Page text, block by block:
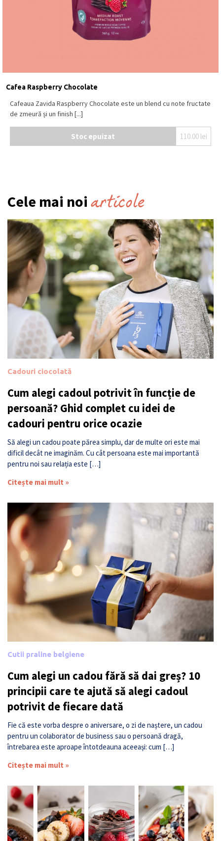
Cafea Raspberry Chocolate
Cafeaua Zavida Raspberry Chocolate este un blend cu note fructate
de zmeură și un finish [...]
Stoc epuizat 110.00 lei
Cele mai noi articole
Cadouri ciocolată
Cum alegi cadoul potrivit în funcție de
persoană? Ghid complet cu idei de
cadouri pentru orice ocazie
Să alegi un cadou poate părea simplu, dar de multe ori este mai
dificil decât ne imaginăm. Cu cât persoana este mai importantă
pentru noi sau relația este […]
Citește mai mult »
Cutii praline belgiene
Cum alegi un cadou fără să dai greș? 10
principii care te ajută să alegi cadoul
potrivit de fiecare dată
Fie că este vorba despre o aniversare, o zi de naștere, un cadou
pentru un colaborator de business sau o persoană dragă,
întrebarea este aproape întotdeauna aceeași: cum […]
Citește mai mult »